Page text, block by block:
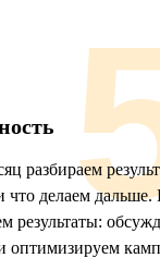
разбираем
что делаем дальше.
результаты:
оптимизируем